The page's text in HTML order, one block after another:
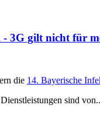
- 3G gilt nicht für
die 14. Bayerische
sind